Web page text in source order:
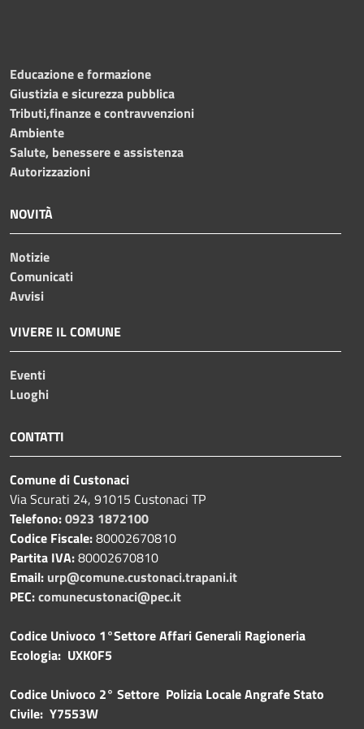
Educazione e formazione
Giustizia e sicurezza pubblica
Tributi,finanze e contravvenzioni
Ambiente
Salute, benessere e assistenza
Autorizzazioni
NOVITÀ
Notizie
Comunicati
Avvisi
VIVERE IL COMUNE
Eventi
Luoghi
CONTATTI
Comune di Custonaci
Via Scurati 24, 91015 Custonaci TP
Telefono:0923 1872100
Codice Fiscale:80002670810
Partita IVA:80002670810
Email: urp@comune.custonaci.trapani.it
PEC:comunecustonaci@pec.it
Codice Univoco 1°Settore Affari Generali Ragioneria
Ecologia: UXK0F5
Codice Univoco 2° Settore Polizia Locale Angrafe Stato
Civile: Y7553W